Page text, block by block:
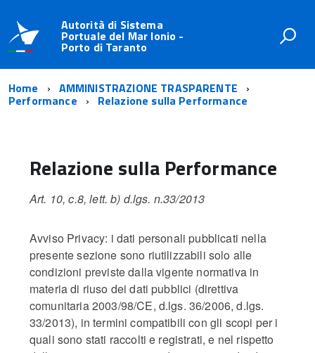
Autorità di Sistema
Portuale del Mar Ionio -
Porto di Taranto
Home AMMINISTRAZIONE TRASPARENTE
Performance Relazione sulla Performance
Relazione sulla Performance
Art. 10, c.8, lett. b) d.lgs. n.33/2013
Avviso Privacy: i dati personali pubblicati nella
presente sezione sono riutilizzabili solo alle
condizioni previste dalla vigente normativa in
materia di riuso dei dati pubblici (direttiva
comunitaria 2003/98/CE, d.lgs. 36/2006, d.lgs.
33/2013), in termini compatibili con gli scopi per i
quali sono stati raccolti e registrati, e nel rispetto